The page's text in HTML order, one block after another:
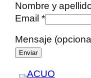
Nombre y
Email
(opcional)
Email *
Mensaje
Enviar